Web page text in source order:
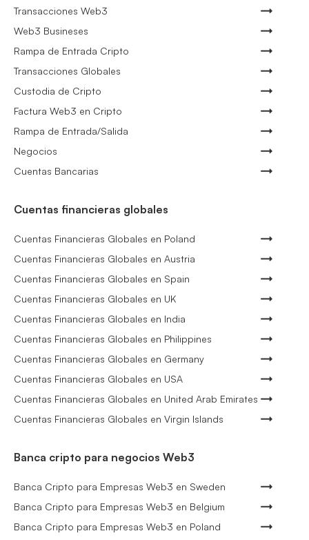
Transacciones Web3
Web3 Busineses
Rampa de Entrada Cripto
Transacciones Globales
Custodia de Cripto
Factura Web3 en Cripto
Rampa de Entrada/Salida
Negocios
Cuentas Bancarias
Cuentas financieras globales
Cuentas Financieras Globales en Poland
Cuentas Financieras Globales en Austria
Cuentas Financieras Globales en Spain
Cuentas Financieras Globales en UK
Cuentas Financieras Globales en India
Cuentas Financieras Globales en Philippines
Cuentas Financieras Globales en Germany
Cuentas Financieras Globales en USA
Cuentas Financieras Globales en United Arab Emirates
Cuentas Financieras Globales en Virgin Islands
Banca cripto para negocios Web3
Banca Cripto para Empresas Web3 en Sweden
Banca Cripto para Empresas Web3 en Belgium
Banca Cripto para Empresas Web3 en Poland